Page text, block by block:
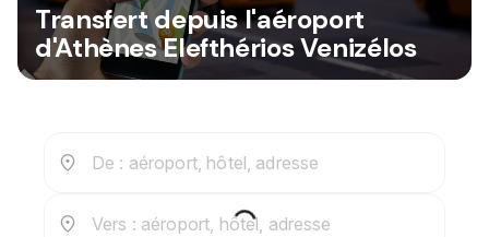
Transfert depuis l'aéroport
d'Athènes Elefthérios Venizélos
De : aéroport, hôtel, adresse
Vers : aéroport, hôtel, adresse